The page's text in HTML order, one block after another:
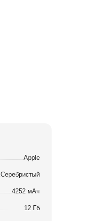
Apple
Серебристый
4252 мАч
12 Гб